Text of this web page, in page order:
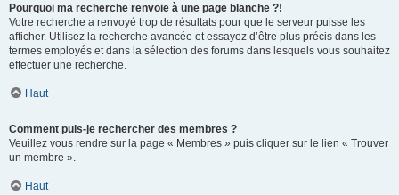
Pourquoi ma recherche renvoie à une page blanche ?!
Votre recherche a renvoyé trop de résultats pour que le serveur puisse les
afficher. Utilisez la recherche avancée et essayez d’être plus précis dans les
termes employés et dans la sélection des forums dans lesquels vous souhaitez
effectuer une recherche.
Haut
Comment puis-je rechercher des membres ?
Veuillez vous rendre sur la page « Membres » puis cliquer sur le lien « Trouver
un membre ».
Haut